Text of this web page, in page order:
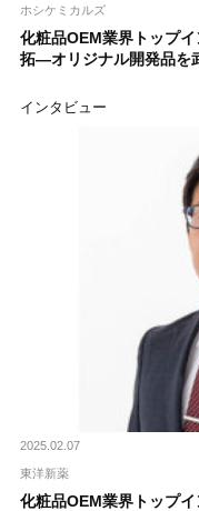
ホシケミカルズ
化粧品OEM業界トップ
拓―オリジナル開発品を
インタビュー
2025.02.07
東洋新薬
化粧品OEM業界トップ